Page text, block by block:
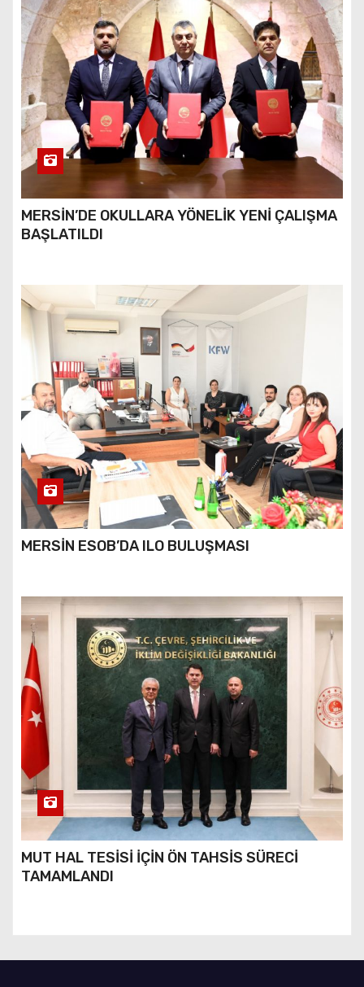
MERSİN’DE OKULLARA YÖNELİK YENİ ÇALIŞMA
BAŞLATILDI
MERSİN ESOB’DA ILO BULUŞMASI
MUT HAL TESİSİ İÇİN ÖN TAHSİS SÜRECİ
TAMAMLANDI